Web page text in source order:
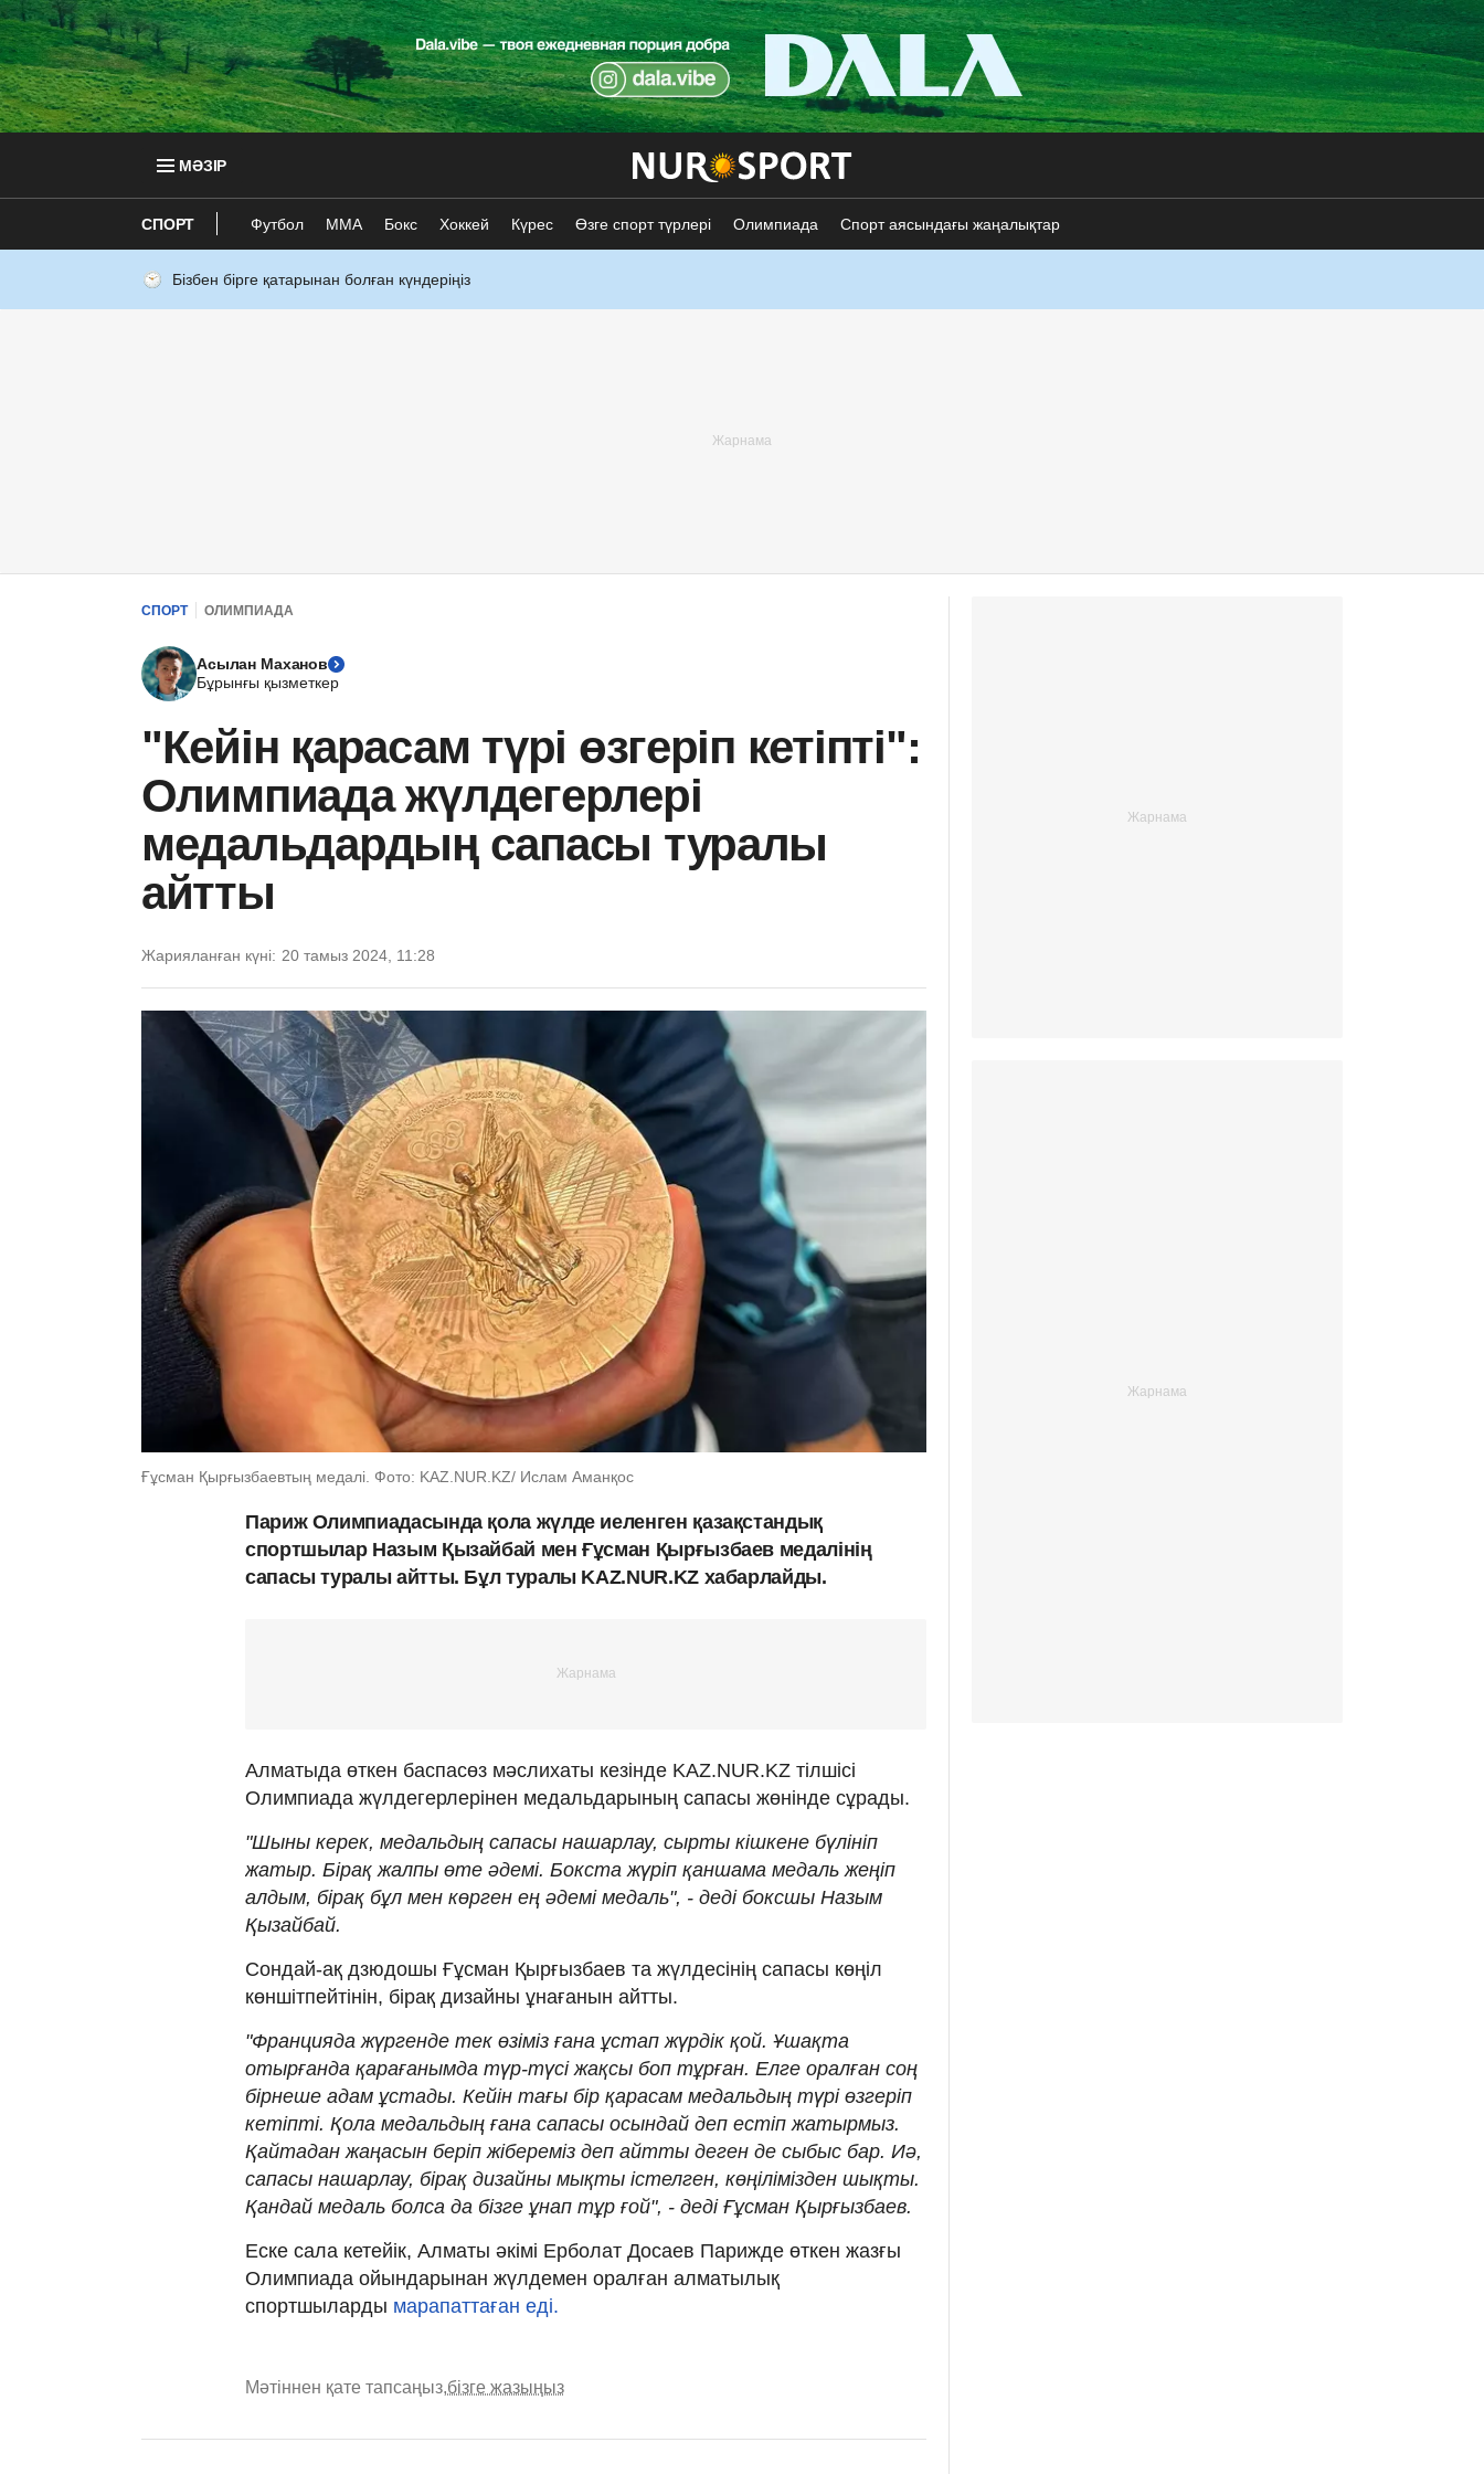
МӘЗІР
СПОРТ Футбол ММА Бокс Хоккей Күрес Өзге спорт түрлері Олимпиада Спорт аясындағы жаңалықтар
Бізбен бірге қатарынан болған күндеріңіз
СПОРТ ОЛИМПИАДА
Асылан Маханов
Бұрынғы қызметкер
"Кейін қарасам түрі өзгеріп кетіпті":
Олимпиада жүлдегерлері
медальдардың сапасы туралы
айтты
Жарияланған күні: 20 тамыз 2024, 11:28
Ғұсман Қырғызбаевтың медалі. Фото: KAZ.NUR.KZ/ Ислам Аманқос
Париж Олимпиадасында қола жүлде иеленген қазақстандық
спортшылар Назым Қызайбай мен Ғұсман Қырғызбаев медалінің
сапасы туралы айтты. Бұл туралы KAZ.NUR.KZ хабарлайды.
Алматыда өткен баспасөз мәслихаты кезінде KAZ.NUR.KZ тілшісі
Олимпиада жүлдегерлерінен медальдарының сапасы жөнінде сұрады.
"Шыны керек, медальдың сапасы нашарлау, сырты кішкене бүлініп
жатыр. Бірақ жалпы өте әдемі. Бокста жүріп қаншама медаль жеңіп
алдым, бірақ бұл мен көрген ең әдемі медаль", - деді боксшы Назым
Қызайбай.
Сондай-ақ дзюдошы Ғұсман Қырғызбаев та жүлдесінің сапасы көңіл
көншітпейтінін, бірақ дизайны ұнағанын айтты.
"Францияда жүргенде тек өзіміз ғана ұстап жүрдік қой. Ұшақта
отырғанда қарағанымда түр-түсі жақсы боп тұрған. Елге оралған соң
бірнеше адам ұстады. Кейін тағы бір қарасам медальдың түрі өзгеріп
кетіпті. Қола медальдың ғана сапасы осындай деп естіп жатырмыз.
Қайтадан жаңасын беріп жібереміз деп айтты деген де сыбыс бар. Иә,
сапасы нашарлау, бірақ дизайны мықты істелген, көңілімізден шықты.
Қандай медаль болса да бізге ұнап тұр ғой", - деді Ғұсман Қырғызбаев.
Еске сала кетейік, Алматы әкімі Ерболат Досаев Парижде өткен жазғы
Олимпиада ойындарынан жүлдемен оралған алматылық
спортшыларды марапаттаған еді.
Мәтіннен қате тапсаңыз,бізге жазыңыз